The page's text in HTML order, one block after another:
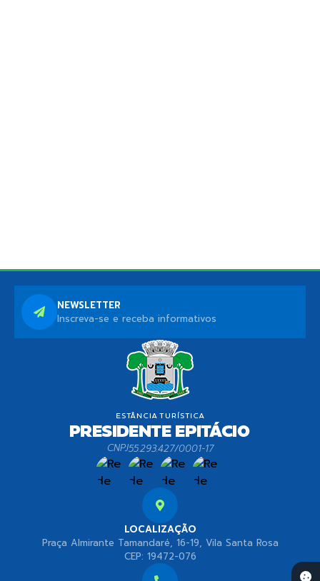
LOCALIZAÇÃO
Praça Almirante Tamandaré, 16-19, Vila Santa Rosa
CEP: 19472-076
CNPJ55.293.427/0001-17
NEWSLETTER
Inscreva-se e receba informativos